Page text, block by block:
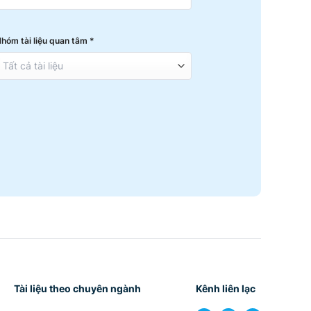
tài liệu quan tâm *
Tài liệu theo chuyên ngành Kênh liên lạc